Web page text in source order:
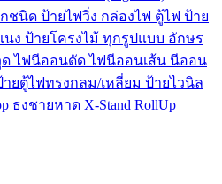
นิด ป้ายไฟวิ่ง กล่องไฟ ตู้ไฟ ป้าย
ง ป้ายโครงไม้ ทุกรูปแบบ อักษร
ไฟนีออนดัด ไฟนีออนเส้น นีออน
ายตู้ไฟทรงกลม/เหลี่ยม ป้ายไวนิล
ธงชายหาด X-Stand RollUp